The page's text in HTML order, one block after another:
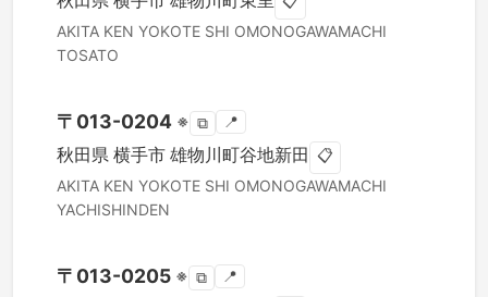
AKITA KEN YOKOTE SHI OMONOGAWAMACHI
TOSATO
〒 013-0204 ※ ⧉ 📍
秋田県 横手市 雄物川町谷地新田 📋
AKITA KEN YOKOTE SHI OMONOGAWAMACHI
YACHISHINDEN
〒 013-0205 ※ ⧉ 📍